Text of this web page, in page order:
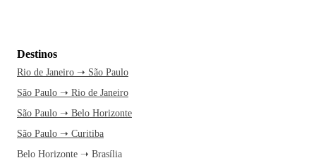
Destinos
Rio de Janeiro ➝ São Paulo
São Paulo ➝ Rio de Janeiro
São Paulo ➝ Belo Horizonte
São Paulo ➝ Curitiba
Belo Horizonte ➝ Brasília